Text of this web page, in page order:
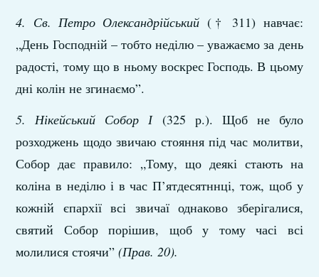
4. Св. Петро Олександрійський († 311) навчає:
„День Господній – тобто неділю – уважаємо за день
радості, тому що в ньому воскрес Господь. В цьому
дні колін не згинаємо”.
5. Нікейський Собор І(325 р.). Щоб не було
розходжень щодо звичаю стояння під час молитви,
Собор дає правило: „Тому, що деякі стають на
коліна в неділю і в час П’ятдесятннці, тож, щоб у
кожній єпархії всі звичаї однаково зберігалися,
святий Собор порішив, щоб у тому часі всі
молилися стоячи”(Прав. 20).